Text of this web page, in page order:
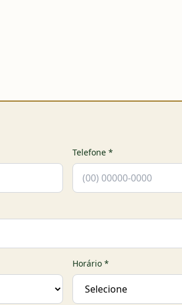
Telefone *
Horário *